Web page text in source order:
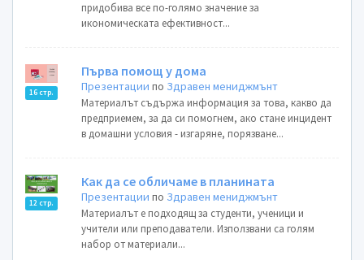
придобива все по-голямо значение за
икономическата ефективност...
16 стр.
Първа помощ у дома
Презентации по Здравен мениджмънт
Материалът съдържа информация за това, какво да
предприемем, за да си помогнем, ако стане инцидент
в домашни условия - изгаряне, порязване...
12 стр.
Как да се обличаме в планината
Презентации по Здравен мениджмънт
Материалът е подходящ за студенти, ученици и
учители или преподаватели. Използвани са голям
набор от материали...